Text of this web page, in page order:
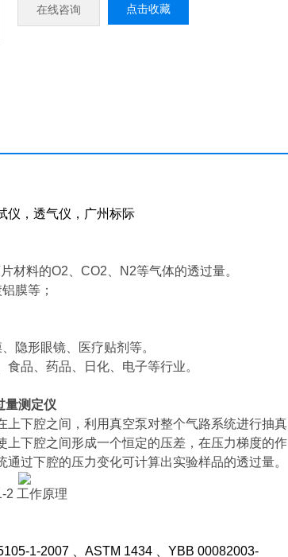
在线咨询 点击收藏
仪，透气仪，广州标际
材料的O2、CO2、N2等气体的透过量。
膜等；
隐形眼镜、医疗贴剂等。
品、药品、日化、电子等行业。
量测定仪
下腔之间，利用真空泵对整个气路系统进行抽真
上下腔之间形成一个恒定的压差，在压力梯度的作
过下腔的压力变化可计算出实验样品的透过量。
2 工作原理
1-2007 、ASTM 1434 、YBB 00082003-